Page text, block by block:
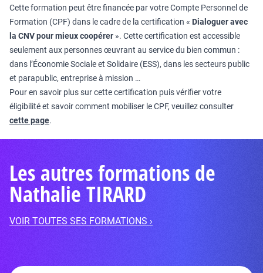
Cette formation peut être financée par votre Compte Personnel de
Formation (CPF) dans le cadre de la certification « Dialoguer avec
la CNV pour mieux coopérer ». Cette certification est accessible
seulement aux personnes œuvrant au service du bien commun :
dans l’Économie Sociale et Solidaire (ESS), dans les secteurs public
et parapublic, entreprise à mission …
Pour en savoir plus sur cette certification puis vérifier votre
éligibilité et savoir comment mobiliser le CPF, veuillez consulter
cette page.
Les autres formations de
Nathalie TIRARD
VOIR TOUTES SES FORMATIONS ›